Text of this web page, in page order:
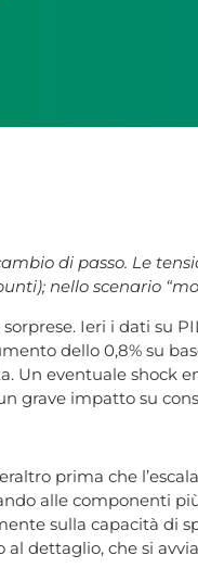
di passo. Le
nello scenario
Ieri i dati su
dello 0,8% su
Un eventuale shock
grave impatto su
prima che
alle componenti più
sulla capacità di
dettaglio, che si